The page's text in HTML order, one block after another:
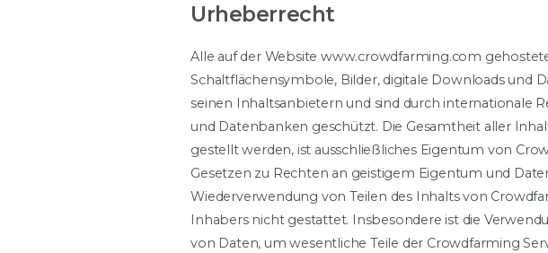
Urheberrecht
Alle auf der Website www.crowdfarming.com
Schaltflächensymbole, Bilder, digitale Downloads
seinen Inhaltsanbietern und sind durch internationale
und Datenbanken geschützt. Die Gesamtheit aller
gestellt werden, ist ausschließliches Eigentum von
Gesetzen zu Rechten an geistigem Eigentum und
Wiederverwendung von Teilen des Inhalts von
Inhabers nicht gestattet. Insbesondere ist die
von Daten, um wesentliche Teile der Crowdfarming